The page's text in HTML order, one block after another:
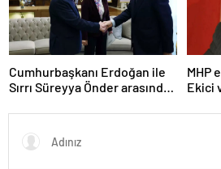
Cumhurbaşkanı Erdoğan ile
Sırrı Süreyya Önder arasında
MHP
Ekici